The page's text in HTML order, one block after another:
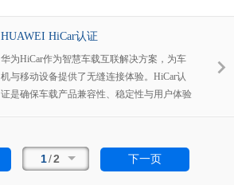
HUAWEI HiCar认证
华为HiCar作为智慧车载互联解决方案，为车
机与移动设备提供了无缝连接体验。HiCar认
证是确保车载产品兼容性、稳定性与用户体验
互联市场先机。
1/2 下一页